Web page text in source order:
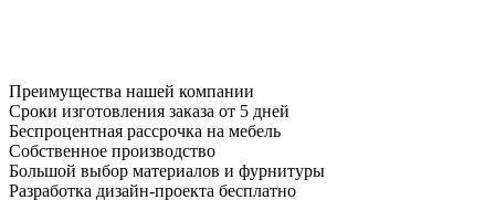
Преимущества нашей компании
Сроки изготовления заказа от 5 дней
Беспроцентная рассрочка на мебель
Собственное производство
Большой выбор материалов и фурнитуры
Разработка дизайн-проекта бесплатно